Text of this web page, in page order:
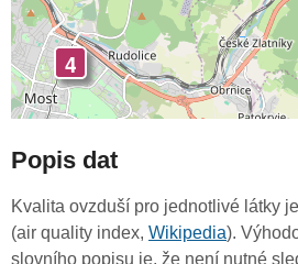
4
Popis dat
Kvalita ovzduší pro jednotlivé látky
(air quality index, Wikipedia).
slovního popisu je, že není nutné